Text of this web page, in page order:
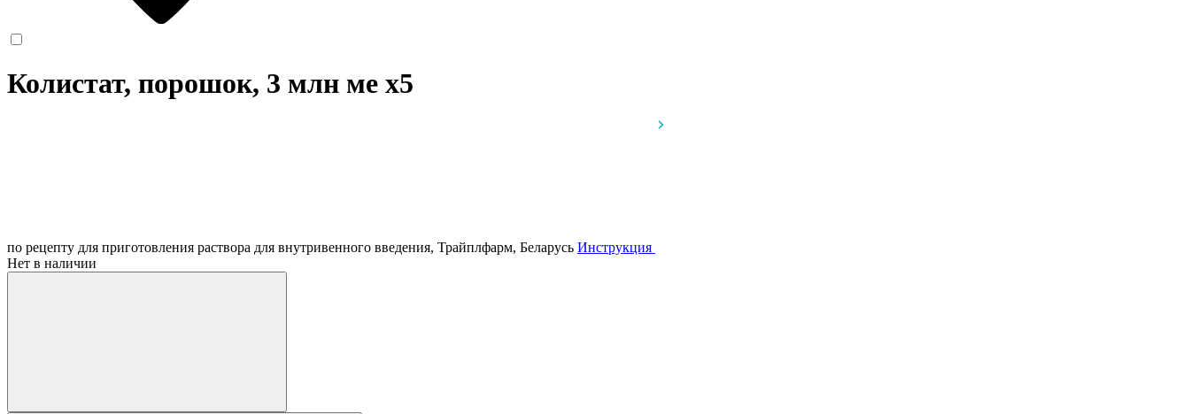
Колистат, порошок, 3 млн ме x5
по рецепту для приготовления раствора для внутривенного введения, Трайплфарм, Беларусь Инструкция
Нет в наличии